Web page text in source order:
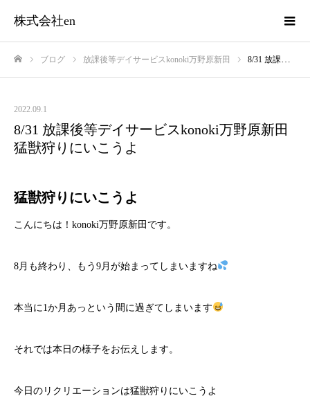
株式会社en
ブログ 放課後等デイサービスkonoki万野原新田 8/31 放課後等デイサービスkonoki万野原新田 猛獣狩りにいこうよ
2022.09.1
8/31 放課後等デイサービスkonoki万野原新田
猛獣狩りにいこうよ
猛獣狩りにいこうよ
こんにちは！konoki万野原新田です。
8月も終わり、もう9月が始まってしまいますね
本当に1か月あっという間に過ぎてしまいます
それでは本日の様子をお伝えします。
今日のリクリエーションは猛獣狩りにいこうよ